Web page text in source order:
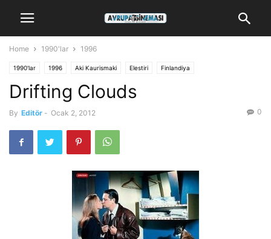
Home 1990'lar 1996
1990'lar 1996 Aki Kaurismaki Elestiri Finlandiya
Drifting Clouds
By Editör - Ocak 2, 2012 0